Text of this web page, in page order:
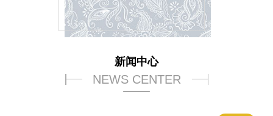
新闻中心
NEWS CENTER